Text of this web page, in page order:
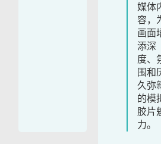
媒体
容，
画面
添深
度、
围和
久弥
的模
胶片
力。